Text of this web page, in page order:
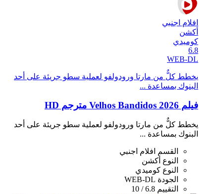
افلام اجنبي
أكشن
كوميدي
6.8
WEB-DL
يخطط كلٌّ من مارتا ورودولفو لعملية سطو جريئة على أحد
البنوك بمساعدة ...
فيلم Velhos Bandidos 2026 مترجم HD
يخطط كلٌّ من مارتا ورودولفو لعملية سطو جريئة على أحد
البنوك بمساعدة ...
القسم
افلام اجنبي
النوع أكشن
النوع كوميدي
الجودة WEB-DL
التقييم 6.8 / 10